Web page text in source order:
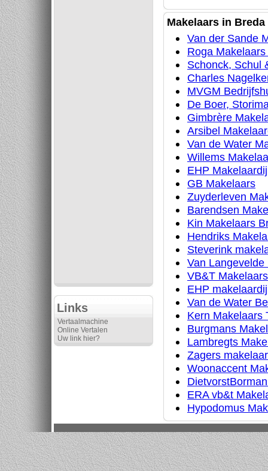
Links
Vertaalmachine
Online Vertalen
Uw link hier?
Makelaars in Breda
Van der Sande
Roga Makelaars
Schonck, Schul
Charles
MVGM
De Boer,
Gimbrère
Arsibel
Van de Water
Willems
EHP Makelaardij
GB Makelaars
Zuyderleven
Barendsen
Kin Makelaars
Hendriks
Steverink
Van
VB&T
EHP
Van de Water
Kern Makelaars
Burgmans
Lambregts
Zagers
Woonaccent
ERA vb&t
Hypodomus